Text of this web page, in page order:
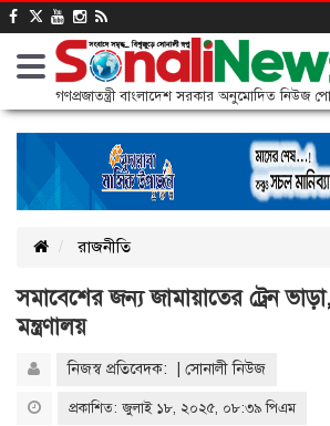
গণপ্রজাতন্ত্রী বাংলাদেশ সরকার অনুমোদিত নিউজ
রাজনীতি
সমাবেশের জন্য জামায়াতের ট্রেন
মন্ত্রণালয়
নিজস্ব প্রতিবেদক: | সোনালী নিউজ
প্রকাশিত: জুলাই ১৮, ২০২৫, ০৮:৩৯ পিএম